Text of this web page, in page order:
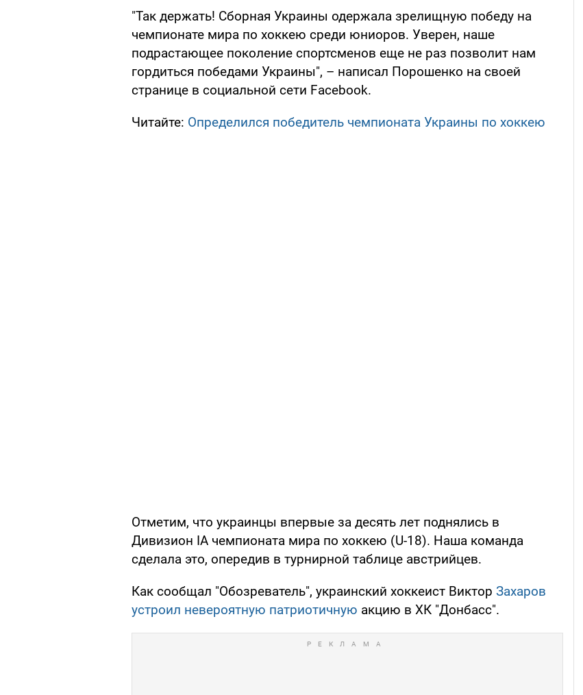
"Так держать! Сборная Украины одержала зрелищную победу на
чемпионате мира по хоккею среди юниоров. Уверен, наше
подрастающее поколение спортсменов еще не раз позволит нам
гордиться победами Украины", – написал Порошенко на своей
странице в социальной сети Facebook.
Читайте: Определился победитель чемпионата Украины по хоккею
Отметим, что украинцы впервые за десять лет поднялись в
Дивизион IA чемпионата мира по хоккею (U-18). Наша команда
сделала это, опередив в турнирной таблице австрийцев.
Как сообщал "Обозреватель", украинский хоккеист Виктор Захаров
устроил невероятную патриотичную акцию в ХК "Донбасс".